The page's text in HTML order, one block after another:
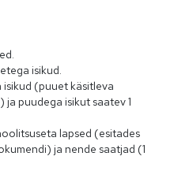
isikud.
isikud (puuet käsitleva
ja puudega isikut saatev 1
lapsed (esitades
ja nende saatjad (1